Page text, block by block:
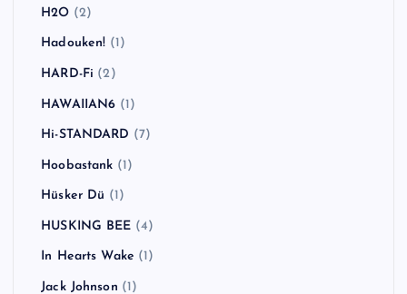
H2O (2)
Hadouken! (1)
HARD-Fi (2)
HAWAIIAN6 (1)
Hi-STANDARD (7)
Hoobastank (1)
Hüsker Dü (1)
HUSKING BEE (4)
In Hearts Wake (1)
Jack Johnson (1)